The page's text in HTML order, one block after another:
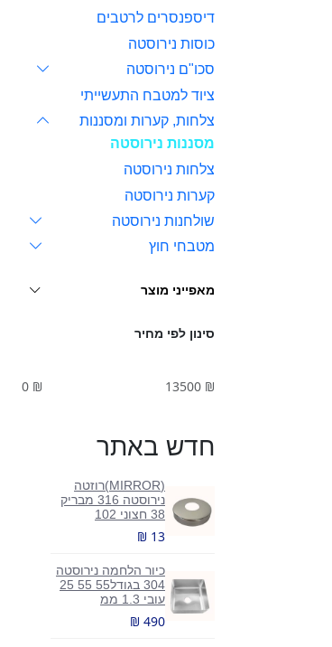
דיספנסרים לרטבים
כוסות נירוסטה
סכו"ם נירוסטה
ציוד למטבח התעשייתי
צלחות, קערות ומסננות
מסננות נירוסטה
צלחות נירוסטה
קערות נירוסטה
שולחנות נירוסטה
מטבחי חוץ
מאפייני מוצר
סינון לפי מחיר
₪
13500
₪
0
חדש באתר
(MIRROR)רוזטה
נירוסטה 316 מבריק
38 חצוני 102
₪ 13
כיור הלחמה נירוסטה
304 בגודל55 55 25
עובי 1.3 ממ
₪ 490